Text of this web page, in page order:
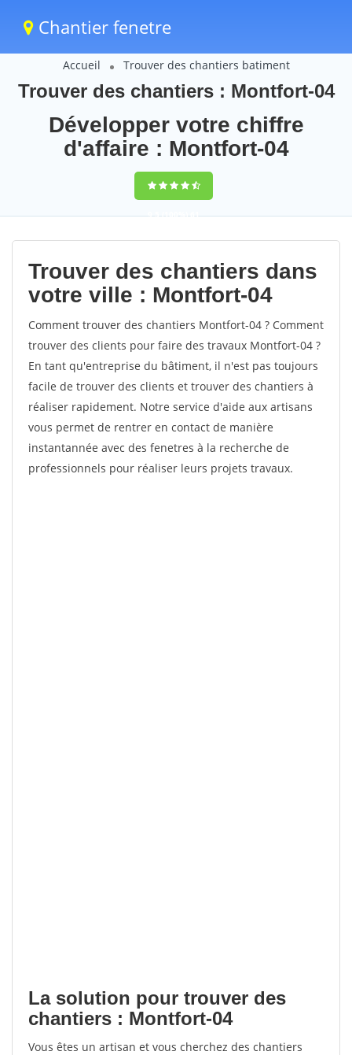
Chantier fenetre
Accueil Trouver des chantiers batiment
Trouver des chantiers : Montfort-04
Développer votre chiffre
d'affaire : Montfort-04
9,5(100%)61
votes
Trouver des chantiers dans
votre ville : Montfort-04
Comment trouver des chantiers Montfort-04 ? Comment
trouver des clients pour faire des travaux Montfort-04 ?
En tant qu'entreprise du bâtiment, il n'est pas toujours
facile de trouver des clients et trouver des chantiers à
réaliser rapidement. Notre service d'aide aux artisans
vous permet de rentrer en contact de manière
instantannée avec des fenetres à la recherche de
professionnels pour réaliser leurs projets travaux.
La solution pour trouver des
chantiers : Montfort-04
Vous êtes un artisan et vous cherchez des chantiers